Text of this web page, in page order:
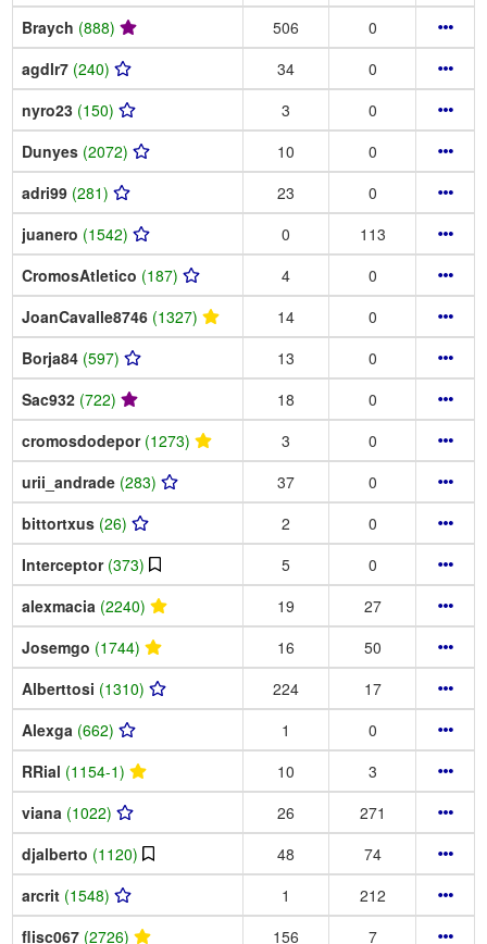
Braych (888) 506
0
agdlr7 (240) 34
0
nyro23 (150) 3
0
Dunyes (2072) 10
0
adri99 (281) 23
0
juanero (1542) 0
113
CromosAtletico (187) 4
0
JoanCavalle8746 (1327) 14
0
Borja84 (597) 13
0
Sac932 (722) 18
0
cromosdodepor (1273) 3
0
urii_andrade (283) 37
0
bittortxus (26) 2
0
Interceptor (373) 5
0
alexmacia (2240) 19
27
Josemgo (1744) 16
50
Alberttosi (1310) 224
17
Alexga (662) 1
0
RRial (1154-1) 10
3
viana (1022) 26
271
djalberto (1120) 48
74
arcrit (1548) 1
212
flisc067 (2726) 156 7